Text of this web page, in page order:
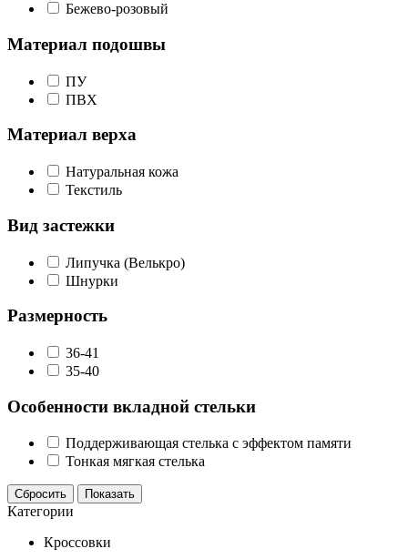
Бежево-розовый
Материал подошвы
ПУ
ПВХ
Материал верха
Натуральная кожа
Текстиль
Вид застежки
Липучка (Велькро)
Шнурки
Размерность
36-41
35-40
Особенности вкладной стельки
Поддерживающая стелька с эффектом памяти
Тонкая мягкая стелька
Сбросить Показать
Категории
Кроссовки